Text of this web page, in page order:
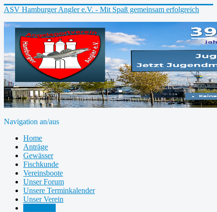
ASV Hamburger Angler e.V. - Mit Spaß gemeinsam erfolgreich
Navigation an/aus
Home
Anträge
Gewässer
Fischkunde
Vereinsboote
Unser Forum
Unsere Terminkalender
Unser Verein